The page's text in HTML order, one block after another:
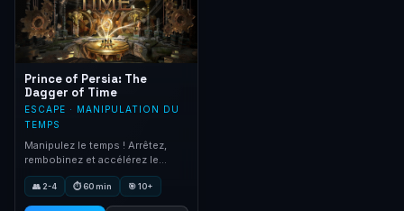
Prince of Persia: The
Dagger of Time
ESCAPE · MANIPULATION DU
TEMPS
Manipulez le temps ! Arrêtez,
rembobinez et accélérez le
temps grâce au légendaire
Poignard. L'escape VR le plus
immersif d'Ubisoft.
👥 2-4 ⏱ 60 min 🎯 10+